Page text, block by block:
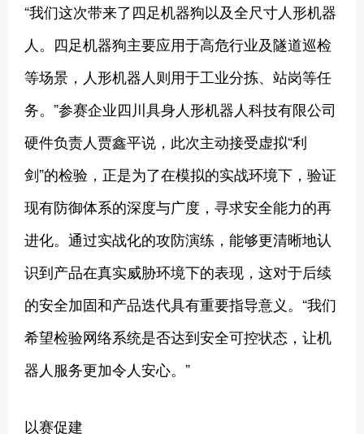
“我们这次带来了四足机器狗以及全尺寸人形机器
人。四足机器狗主要应用于高危行业及隧道巡检
等场景，人形机器人则用于工业分拣、站岗等任
务。”参赛企业四川具身人形机器人科技有限公司
硬件负责人贾鑫平说，此次主动接受虚拟“利
剑”的检验，正是为了在模拟的实战环境下，验证
现有防御体系的深度与广度，寻求安全能力的再
进化。通过实战化的攻防演练，能够更清晰地认
识到产品在真实威胁环境下的表现，这对于后续
的安全加固和产品迭代具有重要指导意义。“我们
希望检验网络系统是否达到安全可控状态，让机
器人服务更加令人安心。”
以赛促建